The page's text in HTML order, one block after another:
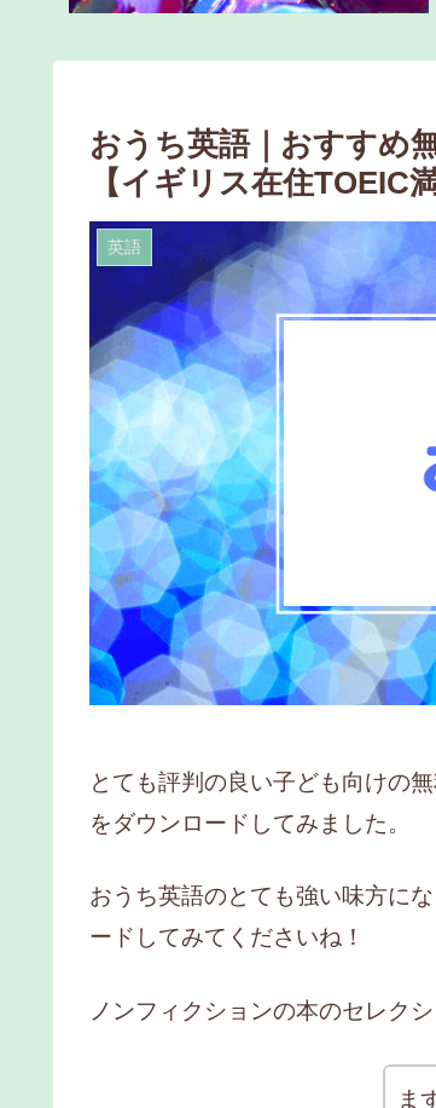
おうち英語｜おすすめ
【イギリス在住TOEIC
英語
とても評判の良い子ども向けの
をダウンロードしてみました。
おうち英語のとても強い味方に
ードしてみてくださいね！
ノンフィクションの本のセレク
ま